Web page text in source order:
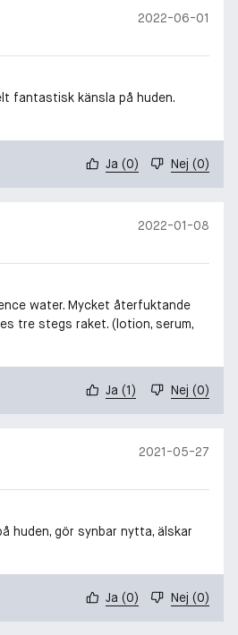
2022-06-01
fantastisk känsla på huden.
Ja (0) Nej (0)
2022-01-08
water. Mycket återfuktande
tre stegs raket. (lotion, serum,
Ja (1) Nej (0)
2021-05-27
huden, gör synbar nytta, älskar
Ja (0) Nej (0)